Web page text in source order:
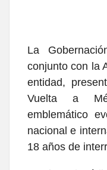
La
conjunto con la
entidad,
Vuelta a
emblemático
nacional e
18 años de